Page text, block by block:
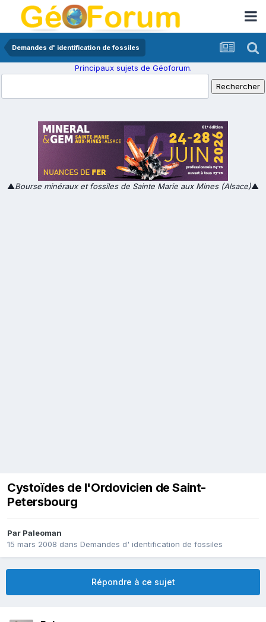
Demandes d' identification de fossiles
Principaux sujets de Géoforum.
▲Bourse minéraux et fossiles de Sainte Marie aux Mines (Alsace)▲
Cystoïdes de l'Ordovicien de Saint-
Petersbourg
Par Paleoman
15 mars 2008 dans Demandes d' identification de fossiles
Répondre à ce sujet